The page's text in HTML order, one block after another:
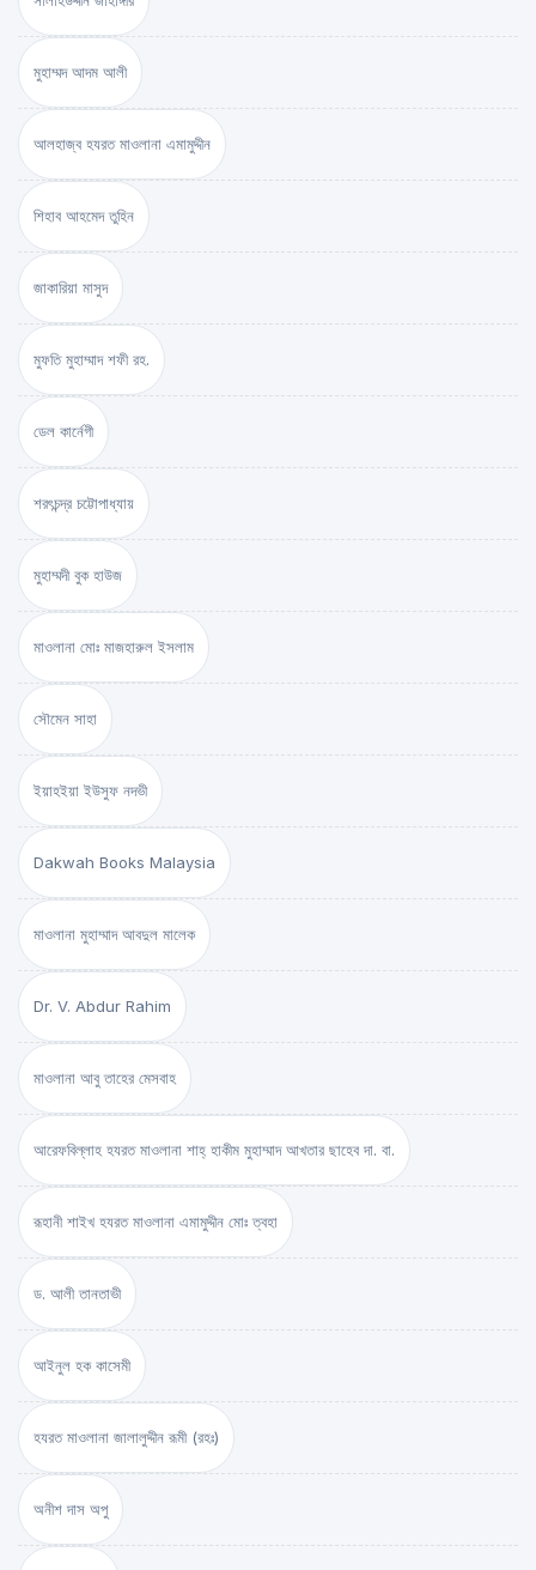
মুহাম্মদ আদম আলী
আলহাজ্ব হযরত মাওলানা এমামুদ্দীন
শিহাব আহমেদ তুহিন
জাকারিয়া মাসুদ
মুফতি মুহাম্মাদ শফী রহ.
ডেল কার্নেগী
শরৎচন্দ্র চট্টোপাধ্যায়
মুহাম্মদী বুক হাউজ
মাওলানা মোঃ মাজহারুল ইসলাম
সৌমেন সাহা
ইয়াহইয়া ইউসুফ নদভী
Dakwah Books Malaysia
মাওলানা মুহাম্মাদ আবদুল মালেক
Dr. V. Abdur Rahim
মাওলানা আবু তাহের মেসবাহ
আরেফবিল্লাহ হযরত মাওলানা শাহ্ হাকীম মুহাম্মাদ আখতার ছাহেব দা. বা.
রূহানী শাইখ হযরত মাওলানা এমামুদ্দীন মোঃ ত্বহা
ড. আলী তানতাভী
আইনুল হক কাসেমী
হযরত মাওলানা জালালুদ্দীন রূমী (রহঃ)
অনীশ দাস অপু